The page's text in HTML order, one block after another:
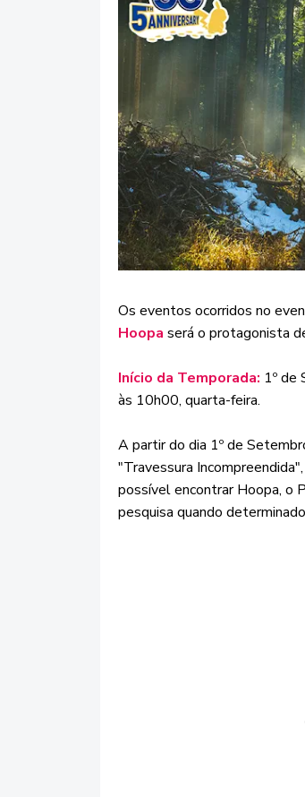
Os eventos ocorridos no
Hoopa será o protagonista
Início da Temporada: 1º
às 10h00, quarta-feira.
A partir do dia 1º de
"Travessura
possível encontrar Hoopa, o
pesquisa quando